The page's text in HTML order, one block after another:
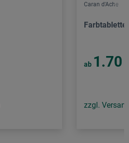
Caran d'Ache
ab 1.70
zzgl.